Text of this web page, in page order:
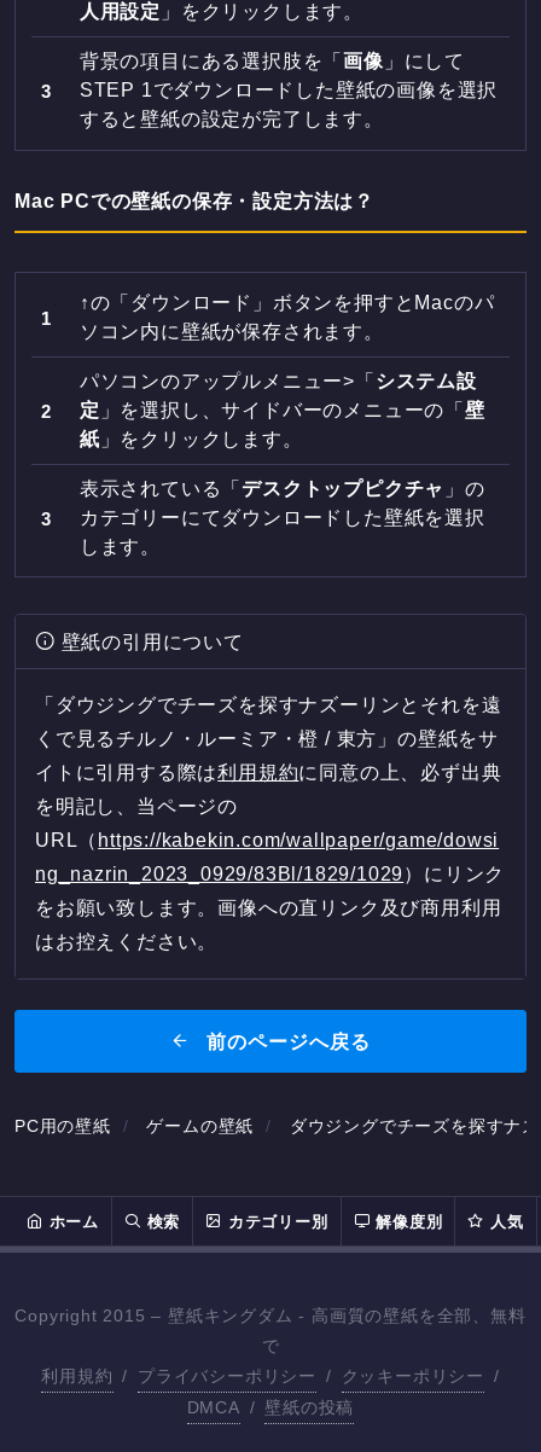
人用設定 」をクリックします。
背景の項目にある選択肢を「画像 」にして
STEP 1でダウンロードした壁紙の画像を選択
すると壁紙の設定が完了します。
Mac PCでの壁紙の保存・設定方法は？
↑の「ダウンロード」ボタンを押すとMacのパ
ソコン内に壁紙が保存されます。
パソコンのアップルメニュー>「 システム設
定 」を選択し、サイドバーのメニューの「壁
紙 」をクリックします。
表示されている「 デスクトップピクチャ 」の
カテゴリーにてダウンロードした壁紙を選択
します。
壁紙の引用について
「ダウジングでチーズを探すナズーリンとそれを遠
くで見るチルノ・ルーミア・橙 / 東方」の壁紙をサ
イトに引用する際は利用規約に同意の上、必ず出典
を明記し、当ページの
URL（ https://kabekin.com/wallpaper/game/dowsi
ng_nazrin_2023_0929/83Bl/1829/1029）にリンク
をお願い致します。画像への直リンク及び商用利用
はお控えください。
前のページへ戻る
PC用の壁紙 ゲームの壁紙 ダウジングでチーズを探すナ
ホーム 検索 カテゴリー別 解像度別 人気
Copyright 2015 – 壁紙キングダム - 高画質の壁紙を全部、無料
で
利用規約 / プライバシーポリシー / クッキーポリシー
/
DMCA / 壁紙の投稿